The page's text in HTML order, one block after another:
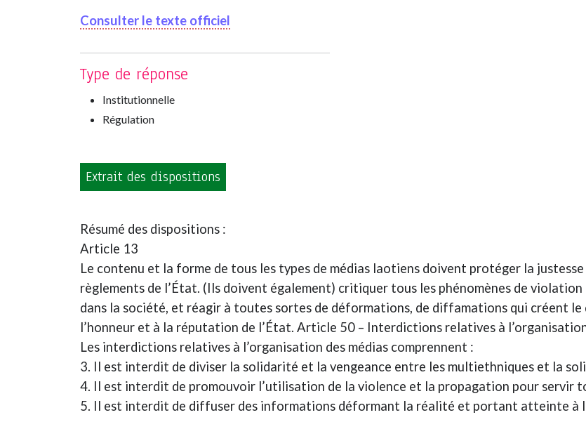
Consulter le texte officiel
Type de réponse
Institutionnelle
Régulation
Extrait des dispositions
Résumé des dispositions :
Article 13
Le contenu et la forme de tous les types de médias laotiens doivent protéger la
règlements de l’État. (Ils doivent également) critiquer tous les phénomènes de
dans la société, et réagir à toutes sortes de déformations, de diffamations qui créent
l’honneur et à la réputation de l’État. Article 50 – Interdictions relatives à
Les interdictions relatives à l’organisation des médias comprennent :
3. Il est interdit de diviser la solidarité et la vengeance entre les multiethniques et la
4. Il est interdit de promouvoir l’utilisation de la violence et la propagation pour servir
5. Il est interdit de diffuser des informations déformant la réalité et portant atteinte à